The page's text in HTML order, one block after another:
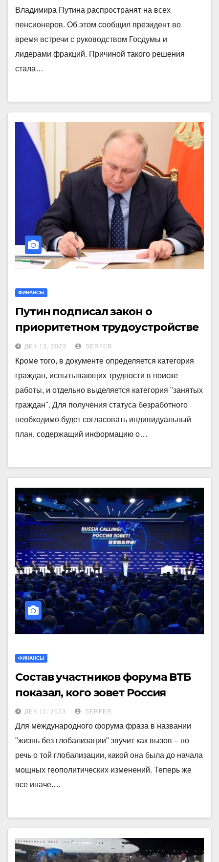
Владимира Путина распространят на всех
пенсионеров. Об этом сообщил президент во
время встречи с руководством Госдумы и
лидерами фракций. Причиной такого решения
стала…
ФИНАНСЫ
Путин подписал закон о
приоритетном трудоустройстве
участников СВО
ДЕК 13, 2023 SERFER
Кроме того, в документе определяется категория
граждан, испытывающих трудности в поиске
работы, и отдельно выделяется категория "занятых
граждан". Для получения статуса безработного
необходимо будет согласовать индивидуальный
план, содержащий информацию о…
ФИНАНСЫ
Состав участников форума ВТБ
показал, кого зовет Россия
ДЕК 11, 2023 SERFER
Для международного форума фраза в названии
"жизнь без глобализации" звучит как вызов – но
речь о той глобализации, какой она была до начала
мощных геополитических изменений. Теперь же
все иначе.…